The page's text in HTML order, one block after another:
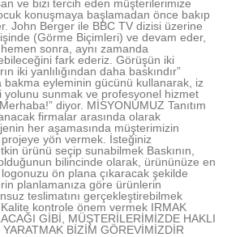
ve bizi tercih eden müşterilerimize
konuşmaya başlamadan önce bakıp
John Berger ile BBC TV dizisi üzerine
(Görme Biçimleri) ve devam eder,
sonra, aynı zamanda
fark ederiz. Görüşün iki
iki yanlılığından daha baskındır”
bakma eyleminin gücünü kullanarak, iz
yolunu sunmak ve profesyonel hizmet
diyor. MİSYONUMUZ Tanıtım
firmalar arasında olarak
her aşamasında müşterimizin
yön vermek. İsteğiniz
ürünü seçip sunabilmek Baskının,
bilincinde olarak, ürününüze en
ön plana çıkaracak şekilde
planlamanıza göre ürünlerin
teslimatını gerçekleştirebilmek
kontrole önem vermek IRMAK
GİBİ, MÜŞTERİLERİMİZDE HAKLI
BİZİM GÖREVİMİZDİR